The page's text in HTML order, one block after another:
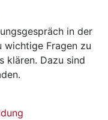
in der
wichtige Fragen zu
klären. Dazu sind